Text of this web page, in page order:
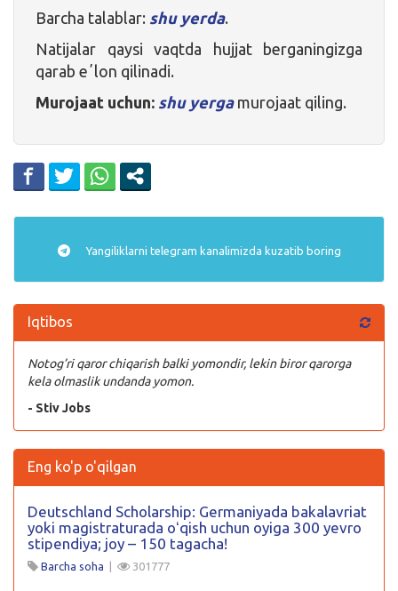
Barcha talablar: shu yerda.
Natijalar qaysi vaqtda hujjat berganingizga
qarab eʼlon qilinadi.
Murojaat uchun: shu yergamurojaat qiling.
Yangiliklarni telegram kanalimizda kuzatib boring
Iqtibos
Notog’ri qaror chiqarish balki yomondir, lekin biror qarorga
kela olmaslik undanda yomon.
- Stiv Jobs
Eng ko'p o'qilgan
Deutschland Scholarship: Germaniyada bakalavriat
yoki magistraturada oʻqish uchun oyiga 300 yevro
stipendiya; joy – 150 tagacha!
Barcha soha | 301777